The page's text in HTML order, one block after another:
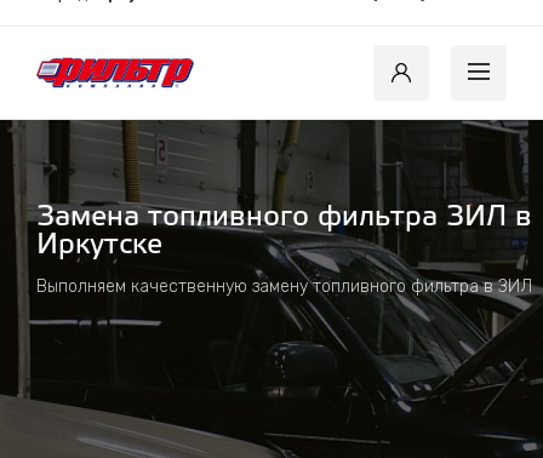
Замена топливного фильтра ЗИЛ в
Иркутске
Выполняем качественную замену топливного фильтра в ЗИЛ